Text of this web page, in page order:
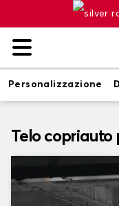
Personalizzazione
Telo copriauto